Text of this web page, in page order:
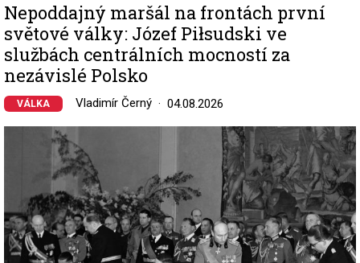
Nepoddajný maršál na frontách první
světové války: Józef Piłsudski ve
službách centrálních mocností za
nezávislé Polsko
VÁLKA Vladimír Černý 04.08.2026